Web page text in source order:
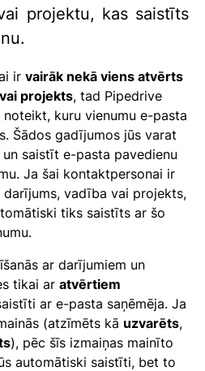
projektu, kas saistīts
ir vairāk nekā viens atvērts
projekts, tad Pipedrive
kuru vienumu e-pasta
Šādos gadījumos jūs varat
saistīt e-pasta pavedienu
Ja šai kontaktpersonai ir
vadība vai projekts,
tiks saistīts ar šo
ar darījumiem un
tikai ar atvērtiem
ar e-pasta saņēmēja. Ja
(atzīmēts kā uzvarēts,
), pēc šīs izmaiņas mainīto
automātiski saistīti, bet to